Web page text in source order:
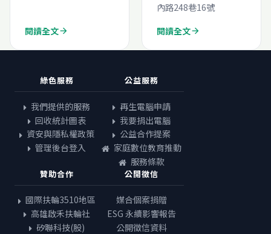
閱讀全文arrow_forward
內路248巷16號
閱讀全文arrow_forward
綠色服務
我們提供的服務
回收統計圖表
資安與隱私權政策
管理後台登入
公益服務
再生電腦申請
我要捐出電腦
公益合作提案
家庭數位教育推動
服務條款
贊助合作
國際扶輪3510地區
高雄啟禾扶輪社
矽聯科技(股)
公開徵信
媒合個案捐贈
ESG 永續影響報告
公開徵信資料